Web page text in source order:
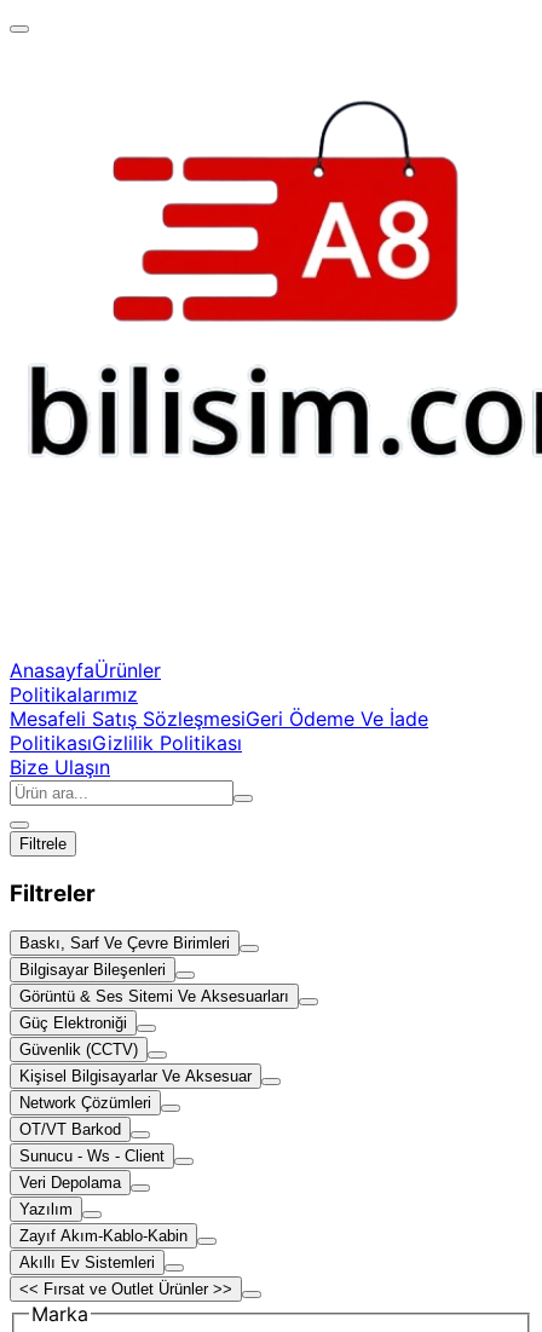
AnasayfaÜrünler
Politikalarımız
Mesafeli Satış SözleşmesiGeri Ödeme Ve İade
PolitikasıGizlilik Politikası
Bize Ulaşın
Filtrele
Filtreler
Baskı, Sarf Ve Çevre Birimleri
Bilgisayar Bileşenleri
Görüntü & Ses Sitemi Ve Aksesuarları
Güç Elektroniği
Güvenlik (CCTV)
Kişisel Bilgisayarlar Ve Aksesuar
Network Çözümleri
OT/VT Barkod
Sunucu - Ws - Client
Veri Depolama
Yazılım
Zayıf Akım-Kablo-Kabin
Akıllı Ev Sistemleri
<< Fırsat ve Outlet Ürünler >>
Marka